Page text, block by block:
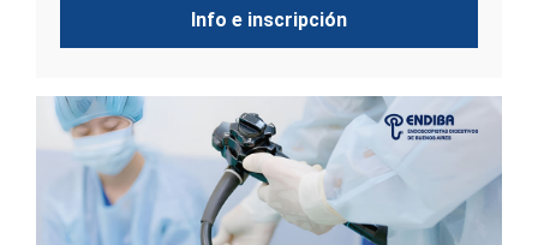
Info e inscripción